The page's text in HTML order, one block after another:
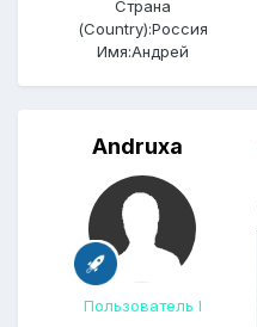
Страна
(Country):Россия
Имя:Андрей
Andruxa
Пользователь I